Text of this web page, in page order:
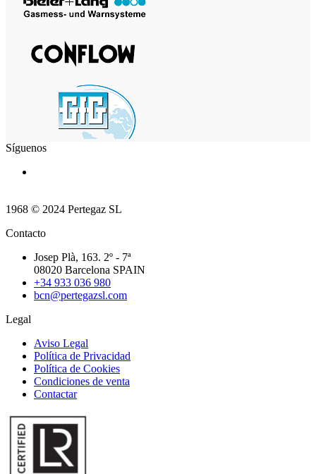
Síguenos
1968 © 2024 Pertegaz SL
Contacto
Josep Plà, 163. 2º - 7ª
08020 Barcelona SPAIN
+34 933 036 980
bcn@pertegazsl.com
Legal
Aviso Legal
Política de Privacidad
Política de Cookies
Condiciones de venta
Contactar